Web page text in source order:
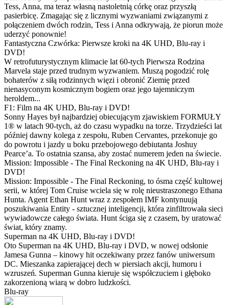
Tess, Anna, ma teraz własną nastoletnią córkę oraz przyszłą
pasierbicę. Zmagając się z licznymi wyzwaniami związanymi z
połączeniem dwóch rodzin, Tess i Anna odkrywają, że piorun może
uderzyć ponownie!
Fantastyczna Czwórka: Pierwsze kroki na 4K UHD, Blu-ray i
DVD!
W retrofuturystycznym klimacie lat 60-tych Pierwsza Rodzina
Marvela staje przed trudnym wyzwaniem. Muszą pogodzić rolę
bohaterów z siłą rodzinnych więzi i obronić Ziemię przed
nienasyconym kosmicznym bogiem oraz jego tajemniczym
heroldem...
F1: Film na 4K UHD, Blu-ray i DVD!
Sonny Hayes był najbardziej obiecującym zjawiskiem FORMUŁY
1® w latach 90-tych, aż do czasu wypadku na torze. Trzydzieści lat
później dawny kolega z zespołu, Ruben Cervantes, przekonuje go
do powrotu i jazdy u boku przebojowego debiutanta Joshuy
Pearce’a. To ostatnia szansa, aby zostać numerem jeden na świecie.
Mission: Impossible - The Final Reckoning na 4K UHD, Blu-ray i
DVD!
Mission: Impossible - The Final Reckoning, to ósma część kultowej
serii, w której Tom Cruise wciela się w rolę nieustraszonego Ethana
Hunta. Agent Ethan Hunt wraz z zespołem IMF kontynuują
poszukiwania Entity - sztucznej inteligencji, która zinfiltrowała sieci
wywiadowcze całego świata. Hunt ściga się z czasem, by uratować
świat, który znamy.
Superman na 4K UHD, Blu-ray i DVD!
Oto Superman na 4K UHD, Blu-ray i DVD, w nowej odsłonie
Jamesa Gunna – kinowy hit oczekiwany przez fanów uniwersum
DC. Mieszanka zapierającej dech w piersiach akcji, humoru i
wzruszeń. Superman Gunna kieruje się współczuciem i głęboko
zakorzenioną wiarą w dobro ludzkości.
Blu-ray